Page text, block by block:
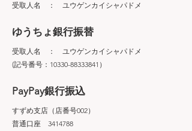
受取人名 ： ユウゲンカイシャパドメ
ゆうちょ銀行振替
受取人名 ： ユウゲンカイシャパドメ
(記号番号：10330-88333841）
PayPay銀行振込
すずめ支店（店番号002）
普通口座 3414788